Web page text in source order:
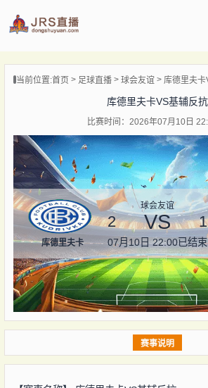
播
闻
当前位置:首页 足球直播 球会友谊 库德里夫
库德里夫卡VS基辅反抗
比赛时间：2026年07月10日
库德里夫卡
球会友谊
2 VS 1
07月10日 22:00已结束
赛事说明